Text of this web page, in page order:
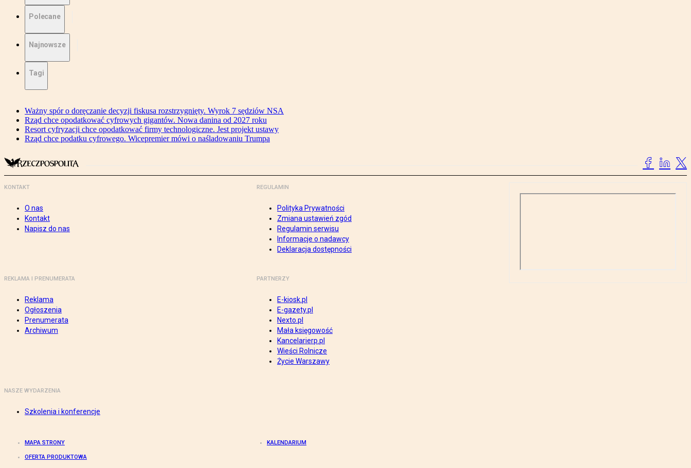
Polecane
Najnowsze
Tagi
Ważny spór o doręczanie decyzji fiskusa rozstrzygnięty. Wyrok 7 sędziów NSA
Rząd chce opodatkować cyfrowych gigantów. Nowa danina od 2027 roku
Resort cyfryzacji chce opodatkować firmy technologiczne. Jest projekt ustawy
Rząd chce podatku cyfrowego. Wicepremier mówi o naśladowaniu Trumpa
KONTAKT
O nas
Kontakt
Napisz do nas
REGULAMIN
Polityka Prywatności
Zmiana ustawień zgód
Regulamin serwisu
Informacje o nadawcy
Deklaracja dostępności
REKLAMA I PRENUMERATA
Reklama
Ogłoszenia
Prenumerata
Archiwum
PARTNERZY
E-kiosk.pl
E-gazety.pl
Nexto.pl
Mała księgowość
Kancelarierp.pl
Wieści Rolnicze
Życie Warszawy
NASZE WYDARZENIA
Szkolenia i konferencje
MAPA STRONY KALENDARIUM
OFERTA PRODUKTOWA